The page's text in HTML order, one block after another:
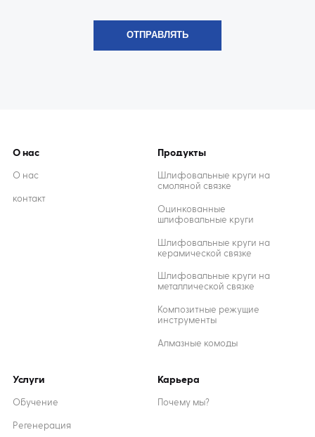
О нас
О нас
контакт
Продукты
Шлифовальные круги на
смоляной связке
Оцинкованные
шлифовальные круги
Шлифовальные круги на
керамической связке
Шлифовальные круги на
металлической связке
Композитные режущие
инструменты
Алмазные комоды
Услуги
Обучение
Регенерация
Карьера
Почему мы?